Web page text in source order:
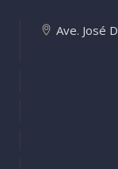
Ave. José